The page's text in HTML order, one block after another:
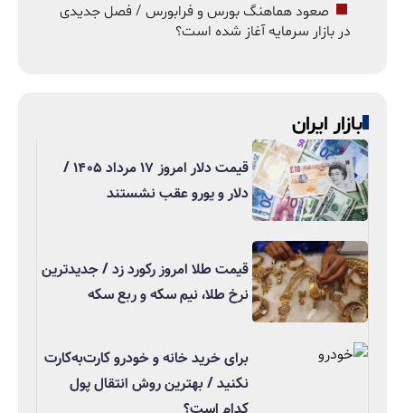
صعود هماهنگ بورس و فرابورس / فصل جدیدی
در بازار سرمایه آغاز شده است؟
بازار ایران
قیمت دلار امروز ۱۷ مرداد ۱۴۰۵ /
دلار و یورو عقب نشستند
قیمت طلا امروز رکورد زد / جدیدترین
نرخ طلا، نیم سکه و ربع سکه
برای خرید خانه و خودرو کارت‌به‌کارت
نکنید / بهترین روش انتقال پول